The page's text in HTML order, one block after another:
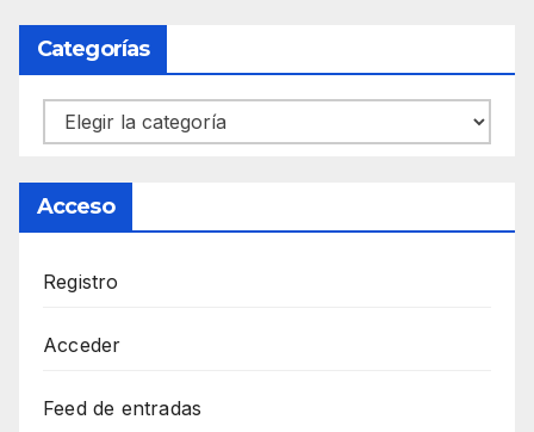
Categorías
Categorías
Acceso
Registro
Acceder
Feed de entradas